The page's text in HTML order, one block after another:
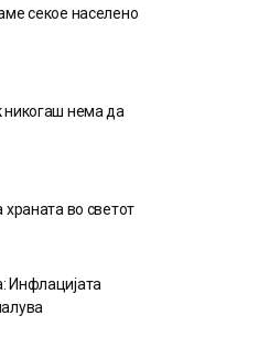
секое населено
никогаш нема да
во светот
Инфлацијата